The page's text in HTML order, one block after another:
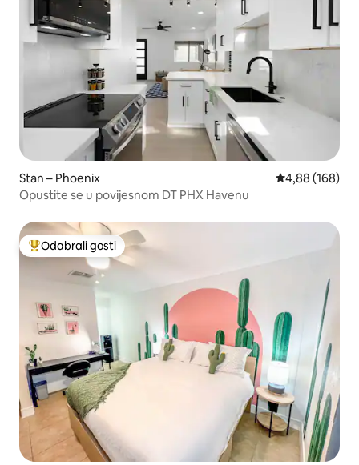
Stan – Phoenix Prosječna
4,88 (168)
Opustite se u povijesnom DT PHX Havenu
Među najviše rangiranima s oznakom „Odabrali gosti”
Odabrali gosti